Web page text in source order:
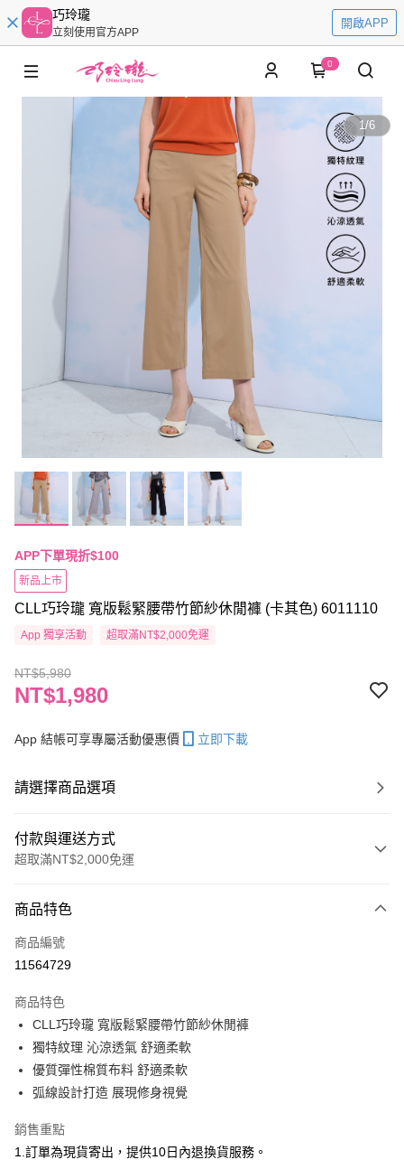
巧玲瓏
立刻使用官方APP
開啟APP
0
1/6
APP下單現折$100
新品上市
CLL巧玲瓏 寬版鬆緊腰帶竹節紗休閒褲 (卡其色) 6011110
App 獨享活動 超取滿NT$2,000免運
NT$5,980
NT$1,980
App 結帳可享專屬活動優惠價 立即下載
請選擇商品選項
付款與運送方式
超取滿NT$2,000免運
信用卡一次付款
信用卡分期付款
合作金庫商業銀行
華南商業銀行
彰化商業銀行
上海商業儲蓄銀行
國泰世華商業銀行
臺灣中小企業銀行
聯邦商業銀行
元大商業銀行
永豐商業銀行
超商取貨付款
LINE Pay
Apple Pay
悠遊付
商品特色
商品編號
11564729
商品特色
CLL巧玲瓏 寬版鬆緊腰帶竹節紗休閒褲
獨特紋理 沁涼透氣 舒適柔軟
優質彈性棉質布料 舒適柔軟
弧線設計打造 展現修身視覺
銷售重點
1.訂單為現貨寄出，提供10日內退換貨服務。